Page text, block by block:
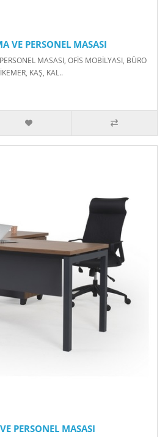
VE PERSONEL MASASI
MASASI, OFİS MOBİLYASI, BÜRO
KAŞ, KAL..
PERSONEL MASASI